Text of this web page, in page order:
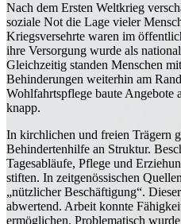
Nach dem Ersten Weltkrieg
soziale Not die Lage vieler
Kriegsversehrte waren im
ihre Versorgung wurde als
Gleichzeitig standen Menschen
Behinderungen weiterhin am
Wohlfahrtspflege baute Angebote
knapp.
In kirchlichen und freien Trägern
Behindertenhilfe an Struktur.
Tagesabläufe, Pflege und
stiften. In zeitgenössischen
„nützlicher Beschäftigung“.
abwertend. Arbeit konnte
ermöglichen. Problematisch